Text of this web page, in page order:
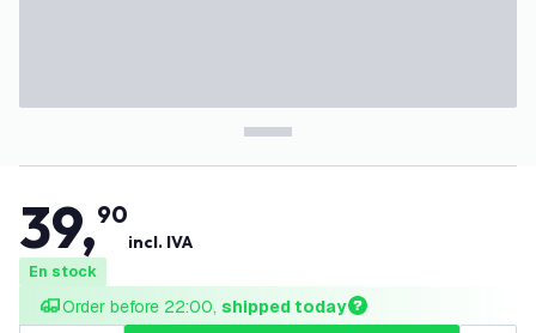
39,90
incl. IVA
En stock
Order before 22:00, shipped today